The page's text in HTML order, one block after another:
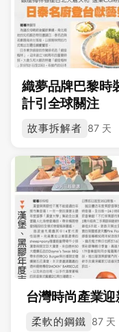
織夢品牌巴黎時
計引全球關注
故事拆解者 87 天
台灣時尚產業
柔軟的鋼鐵 87 天